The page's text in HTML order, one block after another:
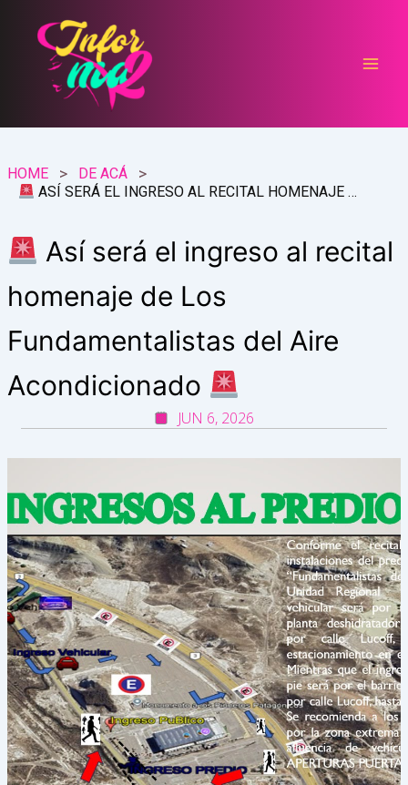
contenido
HOME
DE ACÁ
ASÍ SERÁ EL INGRESO AL RECITAL HOMENAJE DE LOS FUNDAMENTALISTAS DEL AIRE ACONDICIONADO
Así será el ingreso al recital
homenaje de Los
Fundamentalistas del Aire
Acondicionado
JUN 6, 2026